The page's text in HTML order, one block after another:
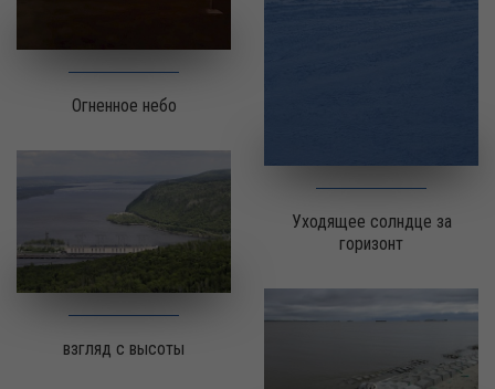
Огненное небо
Уходящее солндце за
горизонт
взгляд с высоты